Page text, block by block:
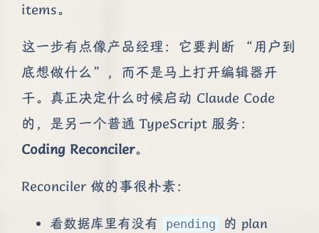
items。
这一步有点像产品经理：它要判断 “用户到
底想做什么”，而不是马上打开编辑器开
干。真正决定什么时候启动 Claude Code
的，是另一个普通 TypeScript 服务：
Coding Reconciler。
Reconciler 做的事很朴素：
看数据库里有没有 pending
的 plan